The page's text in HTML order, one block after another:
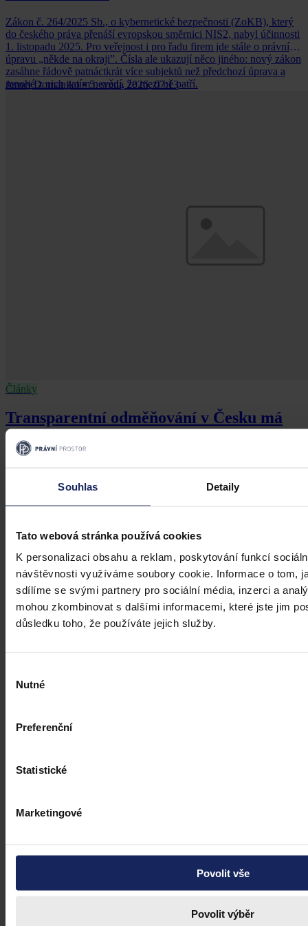
Souhlas Detaily
Tato webová stránka používá cookies
K personalizaci obsahu a reklam, poskytování funkcí
návštěvnosti využíváme soubory cookie. Informace o tom,
sdílíme se svými partnery pro sociální média, inzerci a
mohou zkombinovat s dalšími informacemi, které jste jim
důsledku toho, že používáte jejich služby.
souhlasu
Nutné
Preferenční
Statistické
Marketingové
Povolit vše
Povolit výběr
Zákon č. 264/2025 Sb., o kybernetické bezpečnosti (ZoKB), který
do českého práva přenáší evropskou směrnici NIS2, nabyl účinnosti
1. listopadu 2025. Pro veřejnost i pro řadu firem jde stále o právní
úpravu „někde na okraji”. Čísla ale ukazují něco jiného: nový zákon
zasáhne řádově patnáctkrát více subjektů než předchozí úprava a
mnohé z nich zatím nevědí, že mezi ně patří.
Jernej Domanjko • 5. srpna 2026, 07:13
Články
Transparentní odměňování v Česku má
zpoždění, firmám bez jasného systému
přesto hrozí pokuty i doplacení mezd
Česko má podle Eurostatu jeden z nejvyšších rozdílů v odměňování
žen a mužů v EU – gender pay gap dosahuje okolo 18 %. Evropská
pravidla pro transparentní odměňování, jejichž cílem je narovnat
ke zmenšení rozdílu ve mzdách mužů a žen, však nabrala v České
Kdy je možné sáhnout po jinak